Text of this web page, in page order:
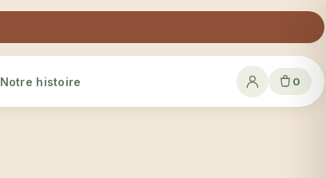
Notre histoire 0